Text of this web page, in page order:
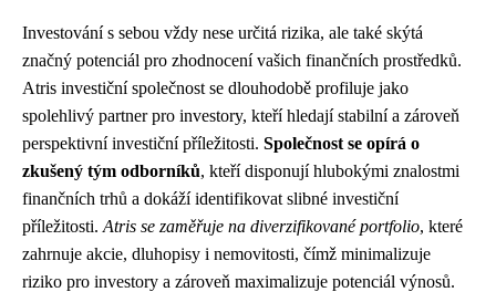
Investování s sebou vždy nese určitá rizika, ale také skýtá
značný potenciál pro zhodnocení vašich finančních prostředků.
Atris investiční společnost se dlouhodobě profiluje jako
spolehlivý partner pro investory, kteří hledají stabilní a zároveň
perspektivní investiční příležitosti. Společnost se opírá o
zkušený tým odborníků, kteří disponují hlubokými znalostmi
finančních trhů a dokáží identifikovat slibné investiční
příležitosti. Atris se zaměřuje na diverzifikované portfolio, které
zahrnuje akcie, dluhopisy i nemovitosti, čímž minimalizuje
riziko pro investory a zároveň maximalizuje potenciál výnosů.